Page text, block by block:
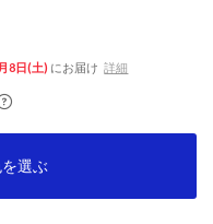
8日(土) にお届け 詳細
選ぶ